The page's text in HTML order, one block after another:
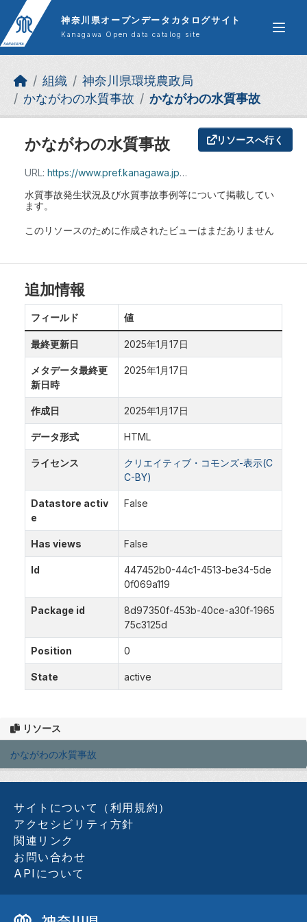
Skip to main content
神奈川県オープンデータカタログサイト
Kanagawa Open data catalog site
組織
神奈川県環境農政局
かながわの水質事故
かながわの水質事故
リソースへ行く
かながわの水質事故
URL: https://www.pref.kanagawa.jp/docs/pf7/suisitu/hassei/joukyou.html#sokuhou
水質事故発生状況及び水質事故事例等について掲載してい
ます。
このリソースのために作成されたビューはまだありません
リソース
かながわの水質事故
追加情報
フィールド 値
最終更新日 2025年1月17日
メタデータ最終更
新日時
2025年1月17日
作成日 2025年1月17日
データ形式 HTML
ライセンス
クリエイティブ・コモンズ-表示(C
C-BY)
Datastore activ
e
False
Has views False
Id
447452b0-44c1-4513-be34-5de
0f069a119
Package id
8d97350f-453b-40ce-a30f-1965
75c3125d
Position 0
State active
サイトについて（利用規約）
アクセシビリティ方針
関連リンク
お問い合わせ
APIについて